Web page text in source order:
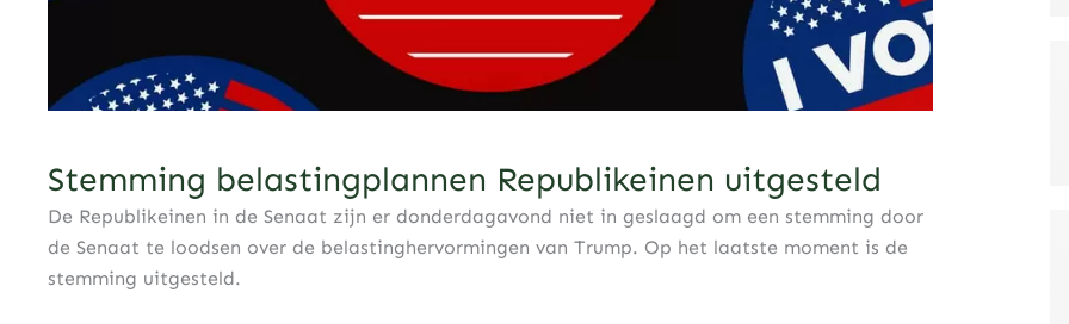
Stemming belastingplannen Republikeinen uitgesteld
De Republikeinen in de Senaat zijn er donderdagavond niet in geslaagd om een stemming door
de Senaat te loodsen over de belastinghervormingen van Trump. Op het laatste moment is de
stemming uitgesteld.